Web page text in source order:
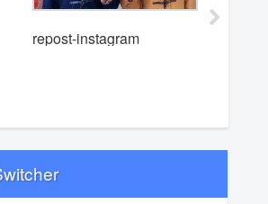
repost-instagram